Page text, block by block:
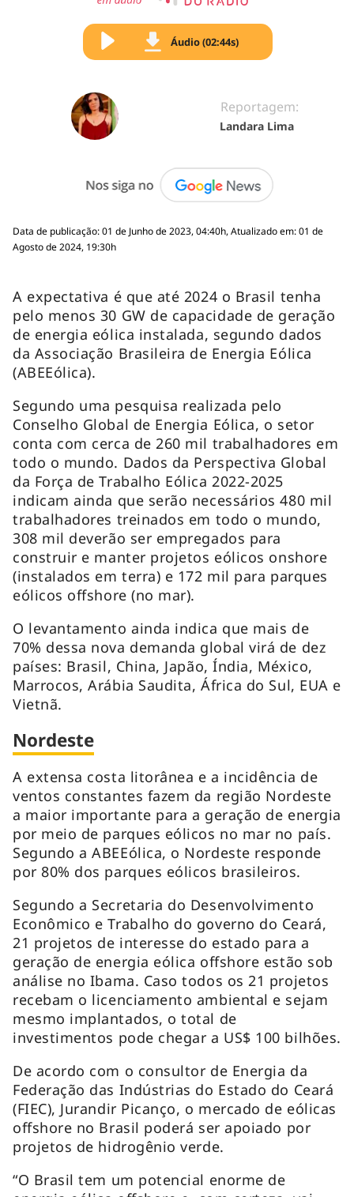
Áudio (02:44s)
Reportagem:
Landara Lima
Data de publicação: 01 de Junho de 2023, 04:40h, Atualizado em: 01 de
Agosto de 2024, 19:30h
A expectativa é que até 2024 o Brasil tenha
pelo menos 30 GW de capacidade de geração
de energia eólica instalada, segundo dados
da Associação Brasileira de Energia Eólica
(ABEEólica).
Segundo uma pesquisa realizada pelo
Conselho Global de Energia Eólica, o setor
conta com cerca de 260 mil trabalhadores em
todo o mundo. Dados da Perspectiva Global
da Força de Trabalho Eólica 2022-2025
indicam ainda que serão necessários 480 mil
trabalhadores treinados em todo o mundo,
308 mil deverão ser empregados para
construir e manter projetos eólicos onshore
(instalados em terra) e 172 mil para parques
eólicos offshore (no mar).
O levantamento ainda indica que mais de
70% dessa nova demanda global virá de dez
países: Brasil, China, Japão, Índia, México,
Marrocos, Arábia Saudita, África do Sul, EUA e
Vietnã.
Nordeste
A extensa costa litorânea e a incidência de
ventos constantes fazem da região Nordeste
a maior importante para a geração de energia
por meio de parques eólicos no mar no país.
Segundo a ABEEólica, o Nordeste responde
por 80% dos parques eólicos brasileiros.
Segundo a Secretaria do Desenvolvimento
Econômico e Trabalho do governo do Ceará,
21 projetos de interesse do estado para a
geração de energia eólica offshore estão sob
análise no Ibama. Caso todos os 21 projetos
recebam o licenciamento ambiental e sejam
mesmo implantados, o total de
investimentos pode chegar a US$ 100 bilhões.
De acordo com o consultor de Energia da
Federação das Indústrias do Estado do Ceará
(FIEC), Jurandir Picanço, o mercado de eólicas
offshore no Brasil poderá ser apoiado por
projetos de hidrogênio verde.
“O Brasil tem um potencial enorme de